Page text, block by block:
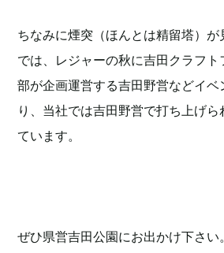
ちなみに煙突（ほんとは精留塔）が
では、レジャーの秋に吉田クラフ
部が企画運営する吉田野営などイベ
り、当社では吉田野営で打ち上げら
ています。
ぜひ県営吉田公園にお出かけ下さい